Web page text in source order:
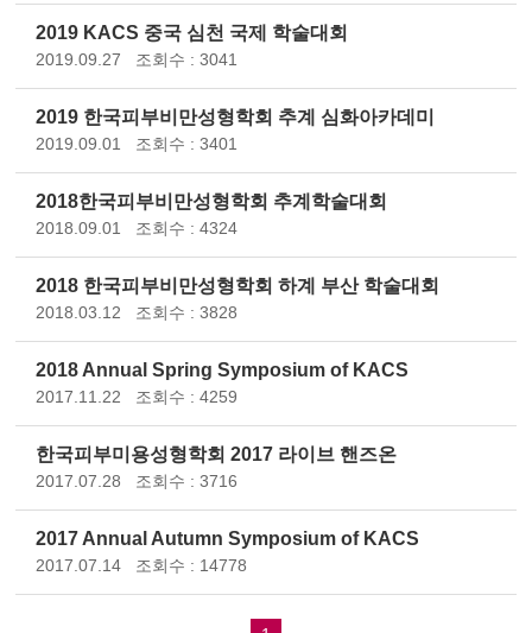
2019 KACS 중국 심천 국제 학술대회
2019.09.27 조회수 : 3041
2019 한국피부비만성형학회 추계 심화아카데미
2019.09.01 조회수 : 3401
2018한국피부비만성형학회 추계학술대회
2018.09.01 조회수 : 4324
2018 한국피부비만성형학회 하계 부산 학술대회
2018.03.12 조회수 : 3828
2018 Annual Spring Symposium of KACS
2017.11.22 조회수 : 4259
한국피부미용성형학회 2017 라이브 핸즈온
2017.07.28 조회수 : 3716
2017 Annual Autumn Symposium of KACS
2017.07.14 조회수 : 14778